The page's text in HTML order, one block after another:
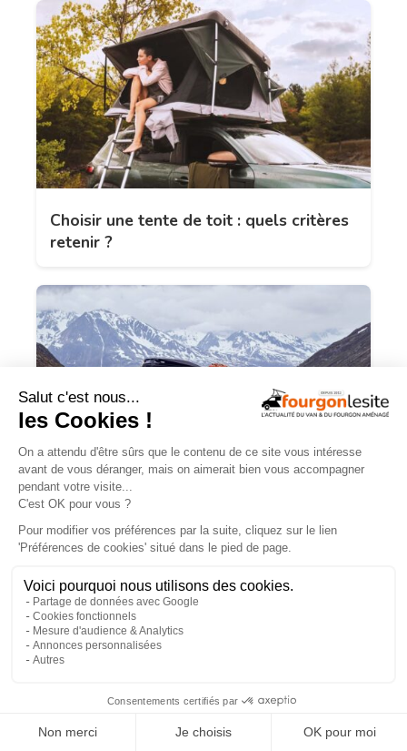
Choisir une tente de toit : quels critères
retenir ?
Charge utile en vans et fourgons
aménagés : ce qu’il faut savoir